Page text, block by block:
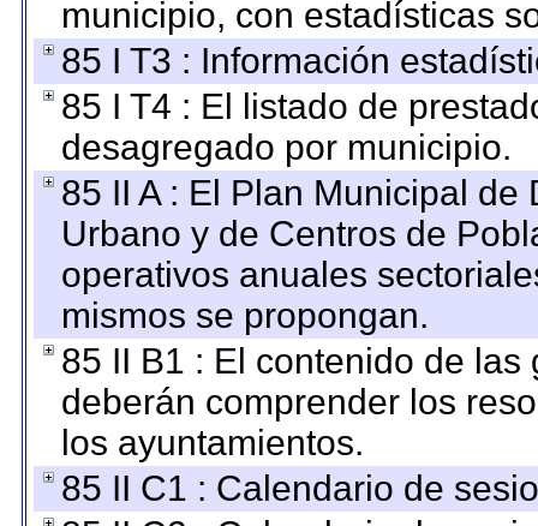
municipio, con estadísticas
85 I T3 : Información
85 I T4 : El listado de
desagregado por municipio.
85 II A : El Plan Municipal
Urbano y de Centros de
operativos anuales
mismos se propongan.
85 II B1 : El contenido de
deberán comprender los
los ayuntamientos.
85 II C1 : Calendario de